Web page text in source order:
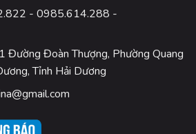
- 0985.614.288 -
Đường Đoàn Thượng, Phường Quang
Tỉnh Hải Dương